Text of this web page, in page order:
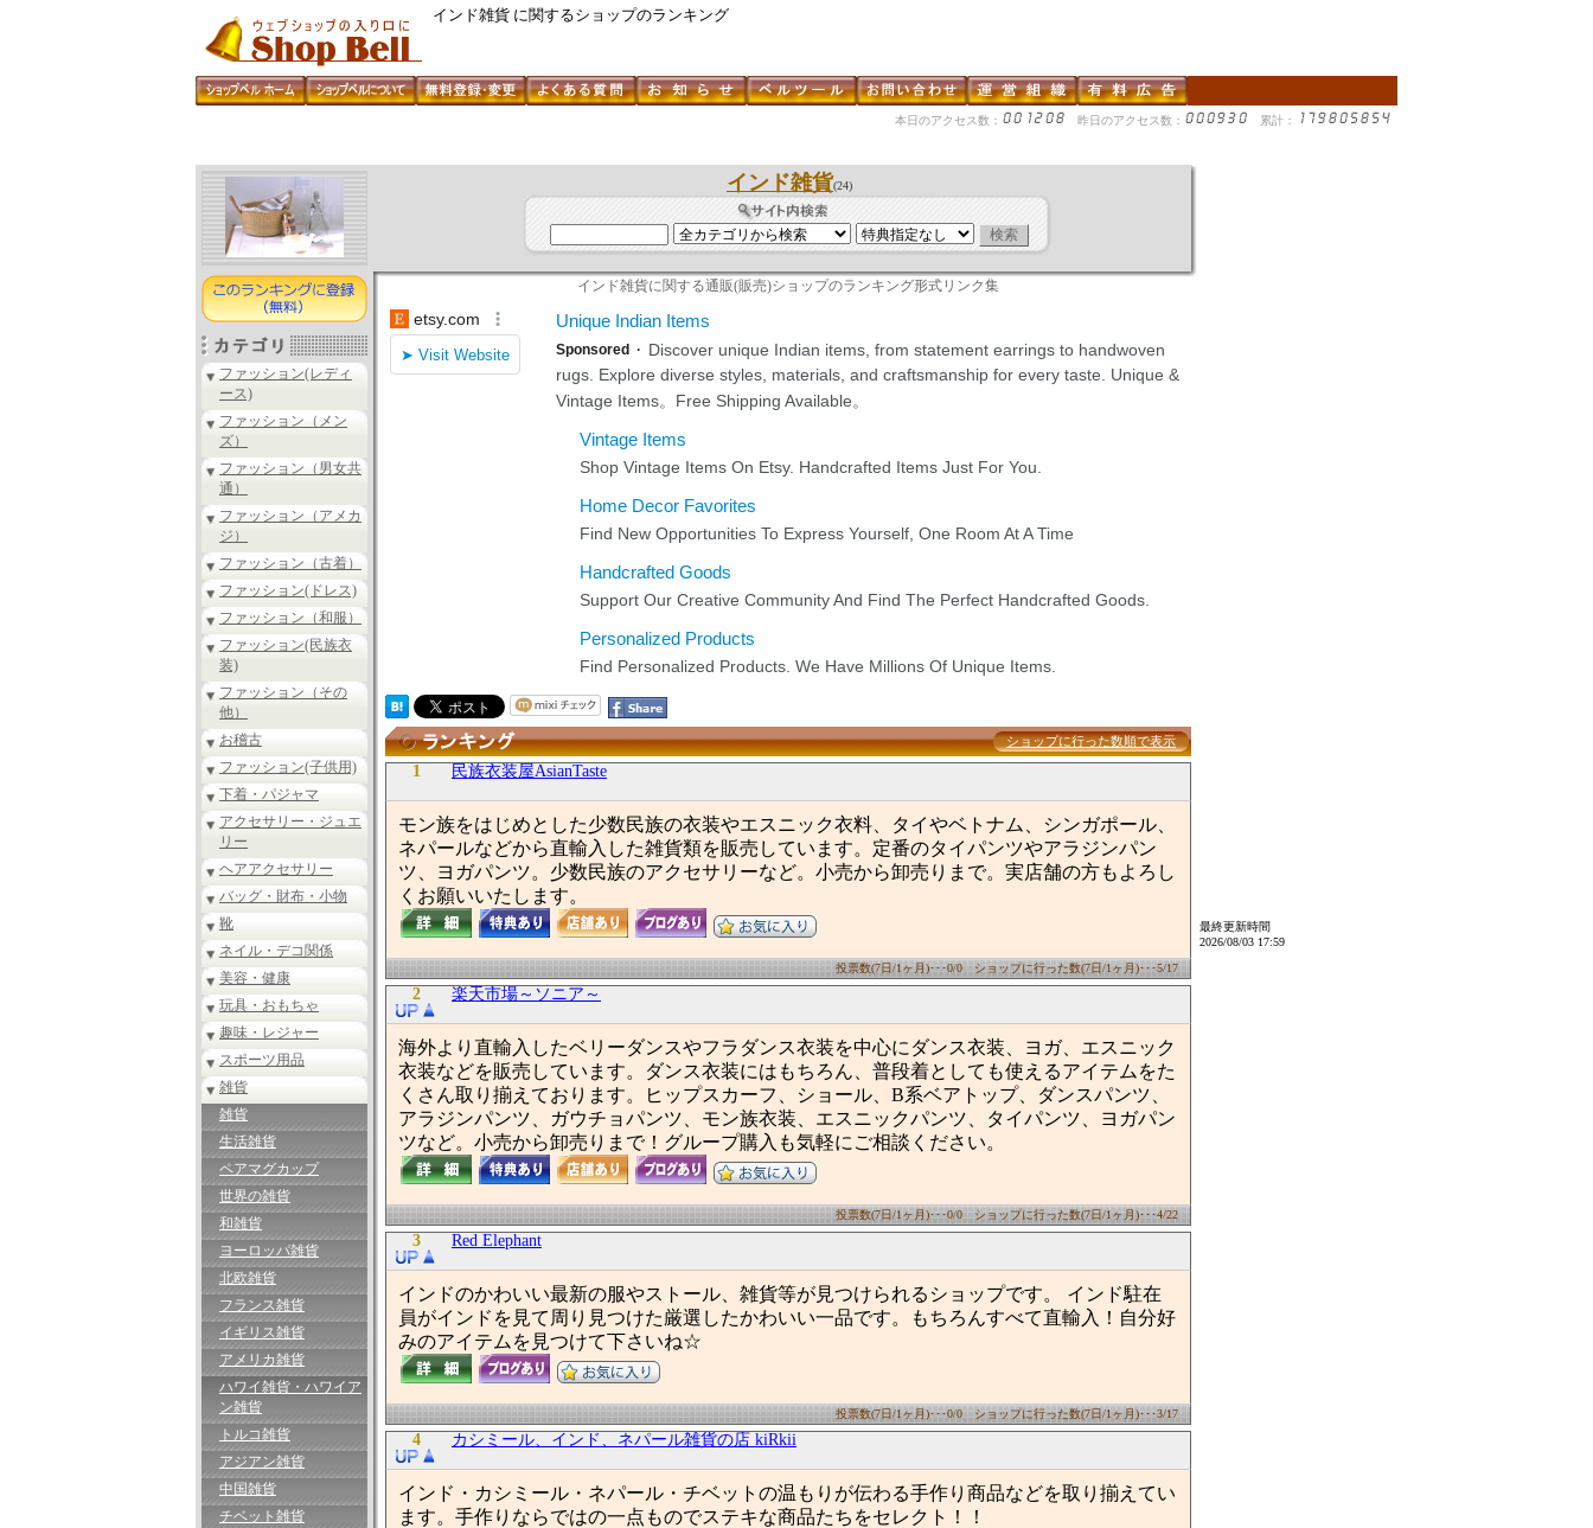
インド雑貨 に関するショップのランキング
本日のアクセス数： 昨日のアクセス数： 累計：
ファッション(レディ
ース)
ファッション（メン
ズ）
ファッション（男女共
通）
ファッション（アメカ
ジ）
ファッション（古着）
ファッション(ドレス)
ファッション（和服）
ファッション(民族衣
装)
ファッション（その
他）
お稽古
ファッション(子供用)
下着・パジャマ
アクセサリー・ジュエ
リー
ヘアアクセサリー
バッグ・財布・小物
靴
ネイル・デコ関係
美容・健康
玩具・おもちゃ
趣味・レジャー
スポーツ用品
雑貨
雑貨
生活雑貨
ペアマグカップ
世界の雑貨
和雑貨
ヨーロッパ雑貨
北欧雑貨
フランス雑貨
イギリス雑貨
アメリカ雑貨
ハワイ雑貨・ハワイア
ン雑貨
トルコ雑貨
アジアン雑貨
中国雑貨
チベット雑貨
インド雑貨(24)
インド雑貨に関する通販(販売)ショップのランキング形式リンク集
ショップに行った数順で表示
1 民族衣装屋AsianTaste
モン族をはじめとした少数民族の衣装やエスニック衣料、タイやベトナム、シンガポール、
ネパールなどから直輸入した雑貨類を販売しています。定番のタイパンツやアラジンパン
ツ、ヨガパンツ。少数民族のアクセサリーなど。小売から卸売りまで。実店舗の方もよろし
くお願いいたします。
投票数(7日/1ヶ月)･･･0/0 ショップに行った数(7日/1ヶ月)･･･5/17
2 楽天市場～ソニア～
海外より直輸入したベリーダンスやフラダンス衣装を中心にダンス衣装、ヨガ、エスニック
衣装などを販売しています。ダンス衣装にはもちろん、普段着としても使えるアイテムをた
くさん取り揃えております。ヒップスカーフ、ショール、B系ベアトップ、ダンスパンツ、
アラジンパンツ、ガウチョパンツ、モン族衣装、エスニックパンツ、タイパンツ、ヨガパン
ツなど。小売から卸売りまで！グループ購入も気軽にご相談ください。
投票数(7日/1ヶ月)･･･0/0 ショップに行った数(7日/1ヶ月)･･･4/22
3 Red Elephant
インドのかわいい最新の服やストール、雑貨等が見つけられるショップです。 インド駐在
員がインドを見て周り見つけた厳選したかわいい一品です。もちろんすべて直輸入！自分好
みのアイテムを見つけて下さいね☆
投票数(7日/1ヶ月)･･･0/0 ショップに行った数(7日/1ヶ月)･･･3/17
4 カシミール、インド、ネパール雑貨の店 kiRkii
インド・カシミール・ネパール・チベットの温もりが伝わる手作り商品などを取り揃えてい
ます。手作りならではの一点ものでステキな商品たちをセレクト！！
最終更新時間
2026/08/03 17:59